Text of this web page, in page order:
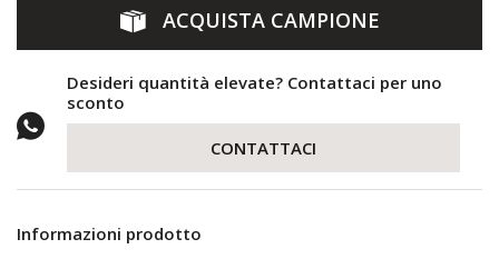
ACQUISTA CAMPIONE
Desideri quantità elevate? Contattaci per uno
sconto
CONTATTACI
Informazioni prodotto